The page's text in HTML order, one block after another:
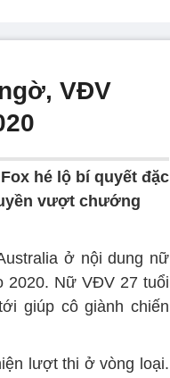
VĐV
hé lộ bí quyết đặc
vượt chướng
ở nội dung nữ
2020. Nữ VĐV 27 tuổi
giúp cô giành chiến
lượt thi ở vòng loại.